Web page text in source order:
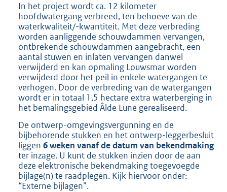
In het project wordt ca. 12 kilometer
hoofdwatergang verbreed, ten behoeve van de
waterkwaliteit/-kwantiteit. Met deze verbreding
worden aanliggende schouwdammen vervangen,
ontbrekende schouwdammen aangebracht, een
aantal stuwen en inlaten vervangen danwel
verwijderd en kan opmaling Louwsmar worden
verwijderd door het peil in enkele watergangen te
verhogen. Door de verbreding van de watergangen
wordt er in totaal 1,5 hectare extra waterberging in
het bemalingsgebied Âlde Lune gerealiseerd.
De ontwerp-omgevingsvergunning en de
bijbehorende stukken en het ontwerp-leggerbesluit
liggen 6 weken vanaf de datum van bekendmaking
ter inzage. U kunt de stukken inzien door de aan
deze elektronische bekendmaking toegevoegde
bijlage(n) te raadplegen. Kijk hiervoor onder:
“Externe bijlagen”.